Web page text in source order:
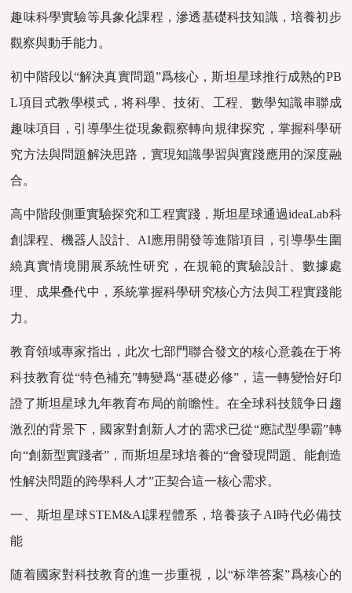
趣味科學實驗等具象化課程，滲透基礎科技知識，培養初步
觀察與動手能力。
初中階段以“解決真實問題”爲核心，斯坦星球推行成熟的PB
L項目式教學模式，将科學、技術、工程、數學知識串聯成
趣味項目，引導學生從現象觀察轉向規律探究，掌握科學研
究方法與問題解決思路，實現知識學習與實踐應用的深度融
合。
高中階段側重實驗探究和工程實踐，斯坦星球通過ideaLab科
創課程、機器人設計、AI應用開發等進階項目，引導學生圍
繞真實情境開展系統性研究，在規範的實驗設計、數據處
理、成果叠代中，系統掌握科學研究核心方法與工程實踐能
力。
教育領域專家指出，此次七部門聯合發文的核心意義在于将
科技教育從“特色補充”轉變爲“基礎必修”，這一轉變恰好印
證了斯坦星球九年教育布局的前瞻性。在全球科技競争日趨
激烈的背景下，國家對創新人才的需求已從“應試型學霸”轉
向“創新型實踐者”，而斯坦星球培養的“會發現問題、能創造
性解決問題的跨學科人才”正契合這一核心需求。
一、斯坦星球STEM&AI課程體系，培養孩子AI時代必備技
能
随着國家對科技教育的進一步重視，以“标準答案”爲核心的